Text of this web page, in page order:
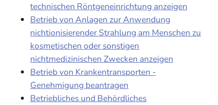
technischen Röntgeneinrichtung anzeigen
Betrieb von Anlagen zur Anwendung
nichtionisierender Strahlung am Menschen zu
kosmetischen oder sonstigen
nichtmedizinischen Zwecken anzeigen
Betrieb von Krankentransporten -
Genehmigung beantragen
Betriebliches und Behördliches